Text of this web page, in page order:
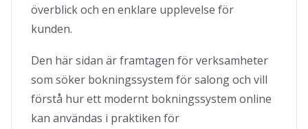
överblick och en enklare upplevelse för
kunden.
Den här sidan är framtagen för verksamheter
som söker bokningssystem för salong och vill
förstå hur ett modernt bokningssystem online
kan användas i praktiken för